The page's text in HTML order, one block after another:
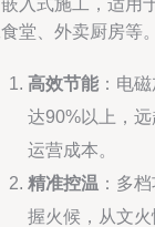
入式施工，适用
堂、外卖厨房等
高效节能：电
达90%以上，
运营成本。
精准控温 ：多
握火候，从文